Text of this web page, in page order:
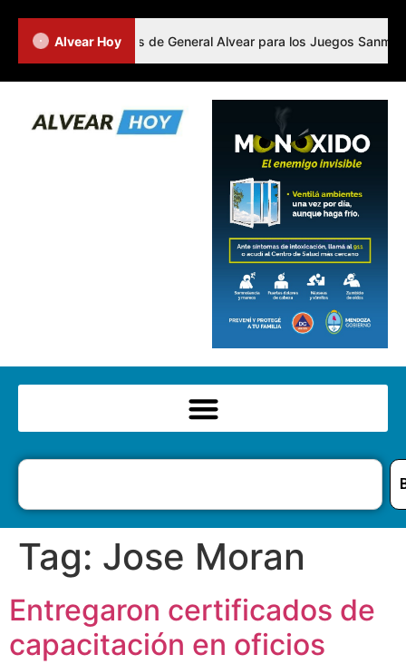
Alvear Hoy
los representantes de General Alvear para los Juegos
Tag: Jose Moran
Entregaron certificados de
capacitación en oficios